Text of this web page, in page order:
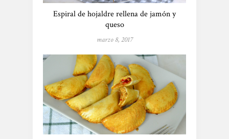
Espiral de hojaldre rellena de jamón y
queso
marzo 8, 2017